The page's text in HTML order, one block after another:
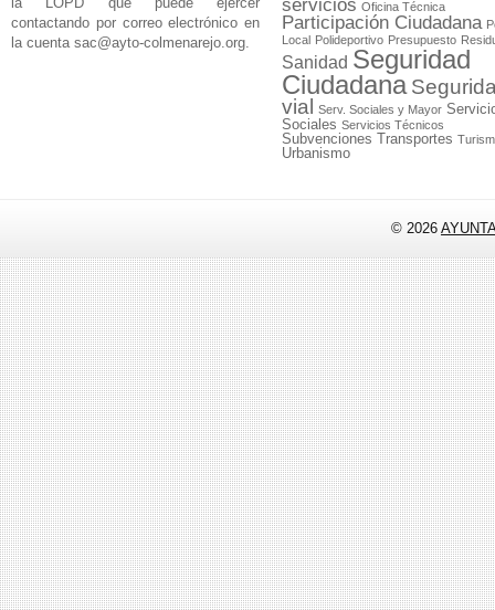
contactando por correo electrónico en
la cuenta sac@ayto-colmenarejo.org.
servicios Oficina Técnica
Participación Ciudadana
Local Polideportivo Presupuesto
Sanidad Seguridad
Ciudadana
vial
Serv. Sociales y Mayor
Sociales Servicios Técnicos
Subvenciones Transportes
Urbanismo
© 2026